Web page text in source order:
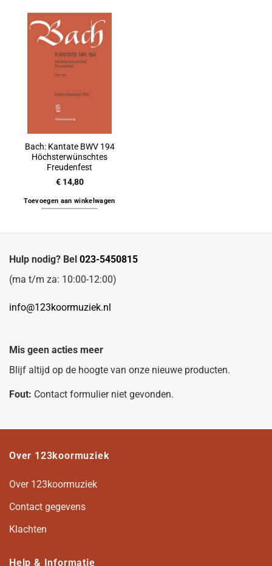
Bach: Kantate BWV 194
Höchsterwünschtes
Freudenfest
€14,80
Toevoegen aan winkelwagen
Hulp nodig? Bel 023-5450815
(ma t/m za: 10:00-12:00)
info@123koormuziek.nl
Mis geen acties meer
Blijf altijd op de hoogte van onze nieuwe producten.
Fout: Contact formulier niet gevonden.
Over 123koormuziek
Over 123koormuziek
Contact gegevens
Klachten
Help & Informatie